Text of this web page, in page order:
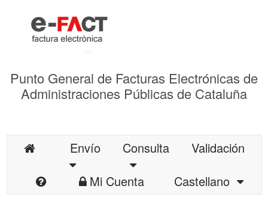
Punto General de Facturas Electrónicas de
Administraciones Públicas de Cataluña
Envío Consulta
Validación
Mi Cuenta
Castellano